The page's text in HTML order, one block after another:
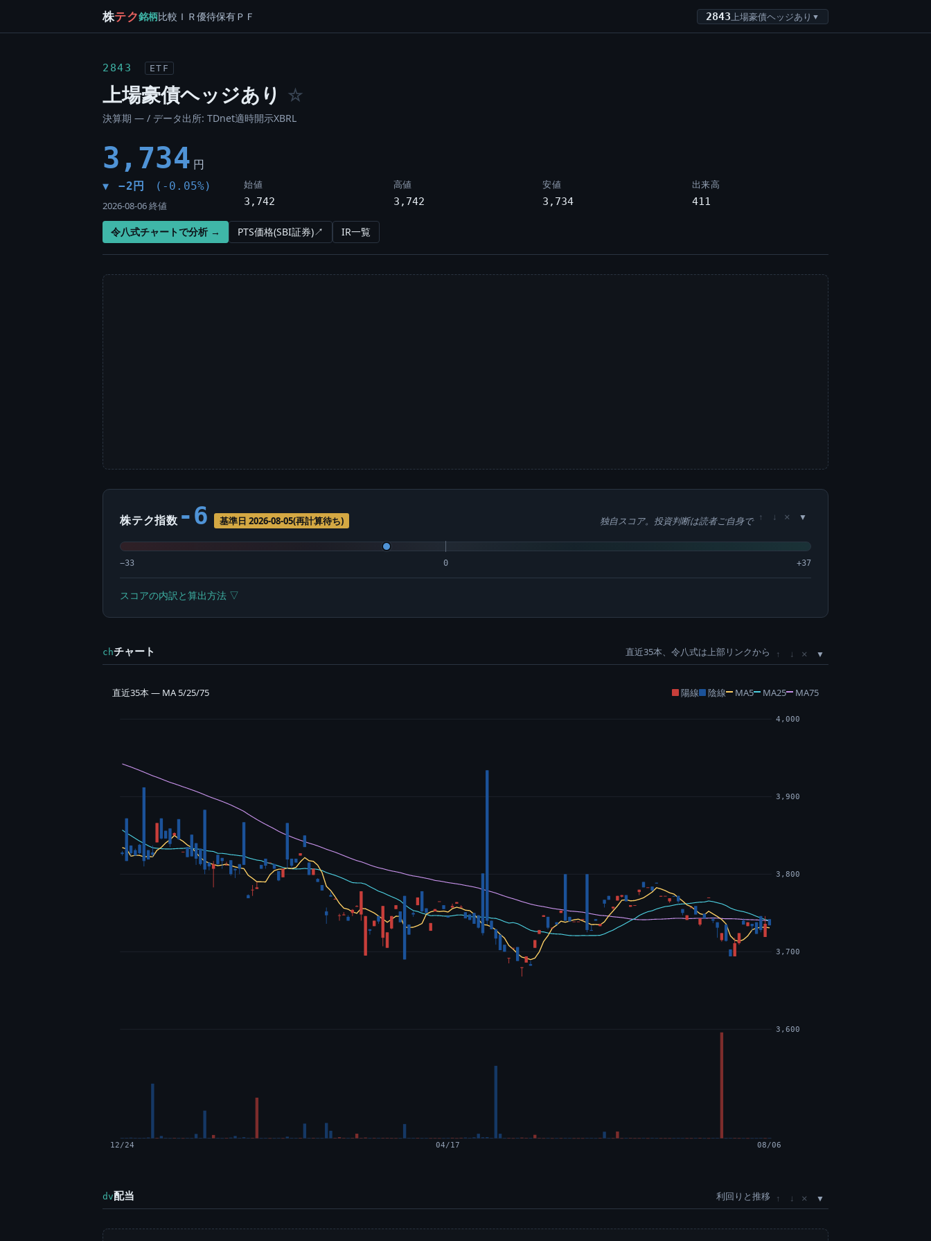
株テク銘柄比較 ＩＲ優待保有ＰＦ 2843 上場豪債ヘッジあり ▼
2843 ETF
上場豪債ヘッジあり ☆
決算期 — / データ出所: TDnet適時開示XBRL
3,734 円
▼ −2円 (-0.05%)
2026-08-06 終値
始値
3,742
高値
3,742
安値
3,734
出来高
411
令八式チャートで分析 → PTS価格(SBI証券)↗ IR一覧
株テク指数 -6 基準日 2026-08-05(再計算待ち) 独自スコア。投資判断は読者ご自身で ↑ ↓ ×
−33 0 +37
スコアの内訳と算出方法 ▽
chチャート 直近35本、令八式は上部リンクから ↑ ↓ ×
直近35本 — MA 5/25/75 陽線 陰線 MA5 MA25 MA75
3,600
3,700
3,800
3,900
4,000
12/24 04/17 08/06
dv配当 利回りと推移 ↑ ↓ ×